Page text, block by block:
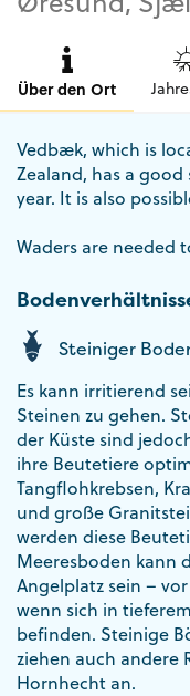
Über den Ort
Vedbæk, which is
Zealand, has a
year. It is also
Waders are needed
Steiniger
Es kann irritierend
Steinen zu gehen.
der Küste sind
ihre Beutetiere
Tangflohkrebsen,
und große
werden diese
Meeresboden kann
Angelplatz sein –
wenn sich in
befinden. Steinige
ziehen auch andere
Hornhecht an.